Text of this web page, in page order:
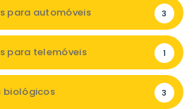
para automóveis 3
para telemóveis 1
biológicos 3